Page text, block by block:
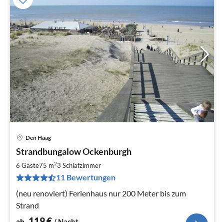
Den Haag
Strandbungalow Ockenburgh
6 Gäste75 m23 Schlafzimmer
11 Bewertungen
(neu renoviert) Ferienhaus nur 200 Meter bis zum
Strand